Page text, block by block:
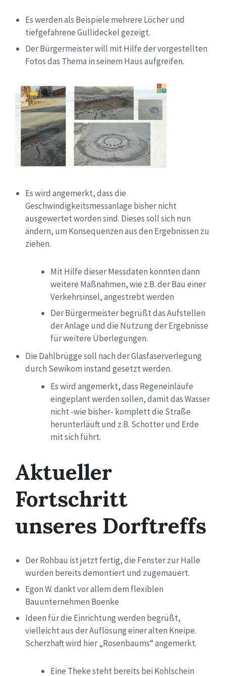
Es werden als Beispiele mehrere Löcher und
tiefgefahrene Gullideckel gezeigt.
Der Bürgermeister will mit Hilfe der vorgestellten
Fotos das Thema in seinem Haus aufgreifen.
Es wird angemerkt, dass die
Geschwindigkeitsmessanlage bisher nicht
ausgewertet worden sind. Dieses soll sich nun
ändern, um Konsequenzen aus den Ergebnissen zu
ziehen.
Mit Hilfe dieser Messdaten könnten dann
weitere Maßnahmen, wie z.B. der Bau einer
Verkehrsinsel, angestrebt werden
Der Bürgermeister begrüßt das Aufstellen
derAnlage und die Nutzung der Ergebnisse
für weitere Überlegungen.
Die Dahlbrügge soll nach der Glasfaserverlegung
durch Sewikom instand gesetzt werden.
Es wird angemerkt, dass Regeneinläufe
eingeplant werden sollen,damit das Wasser
nicht -wie bisher- komplett die Straße
herunterläuft und z.B. Schotter und Erde
mit sich führt.
Aktueller
Fortschritt
unseres Dorftreffs
Der Rohbau ist jetzt fertig, die Fenster zur Halle
wurden bereits demontiert und zugemauert.
Egon W. danktvor allem dem flexiblen
Bauunternehmen Boenke
Ideen für die Einrichtungwerden begrüßt,
vielleicht aus der Auflösung einer alten Kneipe.
Scherzhaft wird hier „Rosenbaums“ angemerkt.
Eine Theke steht bereits bei Kohlschein